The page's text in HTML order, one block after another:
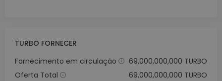
TURBO FORNECER
Fornecimento em circulação
69,000,000,000 TURBO
Oferta Total
69,000,000,000 TURBO